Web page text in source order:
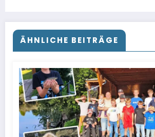
ÄHNLICHE BEITRÄGE